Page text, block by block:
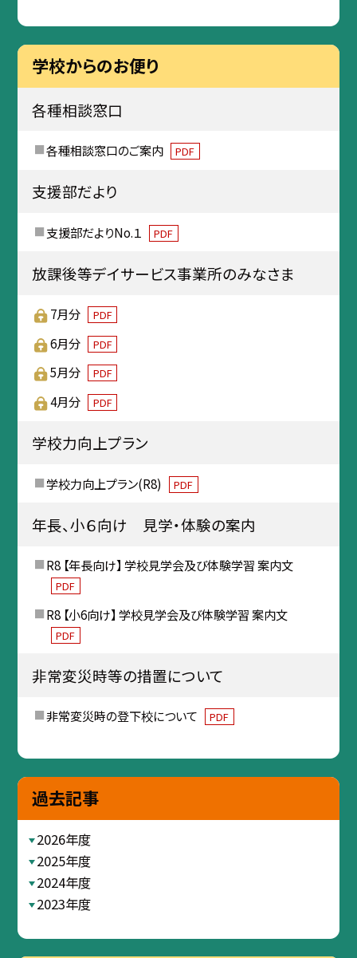
学校からのお便り
各種相談窓口
各種相談窓口のご案内 PDF
支援部だより
支援部だよりNo.１ PDF
放課後等デイサービス事業所のみなさま
7月分 PDF
6月分 PDF
5月分 PDF
4月分 PDF
学校力向上プラン
学校力向上プラン(R8) PDF
年長、小６向け 見学・体験の案内
R8 【年長向け】 学校見学会及び体験学習 案内文
PDF
R8 【小6向け】 学校見学会及び体験学習 案内文
PDF
非常変災時等の措置について
非常変災時の登下校について PDF
過去記事
2026年度
2025年度
2024年度
2023年度